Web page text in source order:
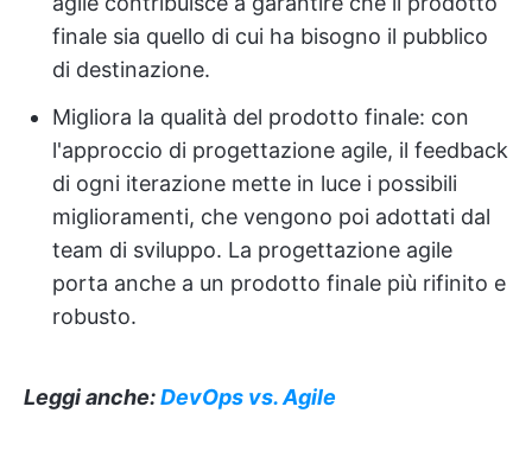
finale sia quello di cui ha bisogno il pubblico
di destinazione.
Migliora la qualità del prodotto finale: con
l'approccio di progettazione agile, il feedback
di ogni iterazione mette in luce i possibili
miglioramenti, che vengono poi adottati dal
team di sviluppo. La progettazione agile
porta anche a un prodotto finale più rifinito e
robusto.
Leggi anche:DevOps vs. Agile